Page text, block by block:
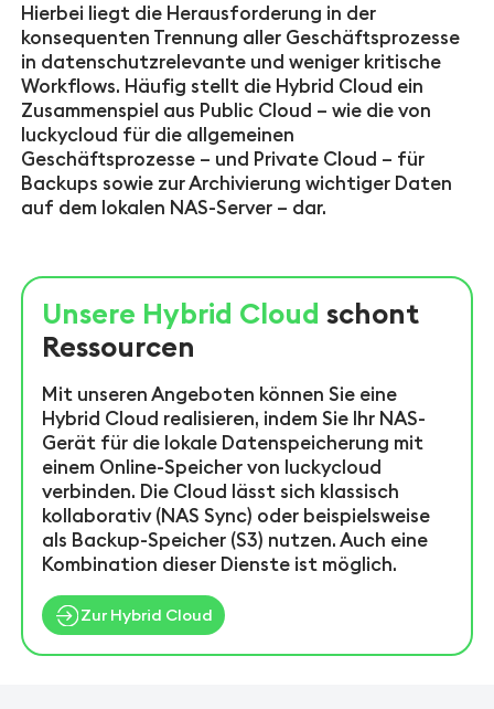
Hierbei liegt die Herausforderung in der
konsequenten Trennung aller Geschäftsprozesse
in datenschutzrelevante und weniger kritische
Workflows. Häufig stellt die Hybrid Cloud ein
Zusammenspiel aus Public Cloud – wie die von
luckycloud für die allgemeinen
Geschäftsprozesse – und Private Cloud – für
Backups sowie zur Archivierung wichtiger Daten
auf dem lokalen NAS-Server – dar.
Unsere Hybrid Cloudschont
Ressourcen
Mit unseren Angeboten können Sie eine
Hybrid Cloud realisieren, indem Sie Ihr NAS-
Gerät für die lokale Datenspeicherung mit
einem Online-Speicher von luckycloud
verbinden. Die Cloud lässt sich klassisch
kollaborativ (NAS Sync) oder beispielsweise
als Backup-Speicher (S3) nutzen. Auch eine
Kombination dieser Dienste ist möglich.
Zur Hybrid Cloud